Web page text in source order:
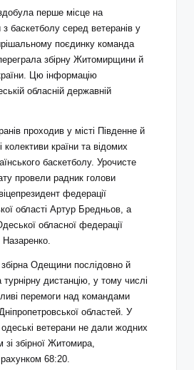
перше місце на
з баскетболу серед ветеранів у
поєдинку команда
збірну Житомирщини й
Цю інформацію
обласній державній
проходив у місті Південне й
колективи країни та відомих
баскетболу. Урочисте
провели радник голови
федерації
області Артур Бредньов, а
обласної федерації
Назаренко.
Одещини послідовно й
дистанцію, у тому числі
перемоги над командами
областей. У
ветерани не дали жодних
зі збірної Житомира,
68:20.